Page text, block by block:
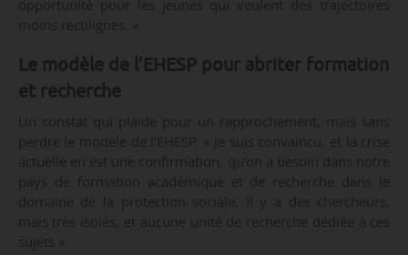
opportunité pour les jeunes qui veulent des trajectoires
moins rectilignes. »
Le modèle de l’EHESP pour abriter formation
et recherche
Un constat qui plaide pour un rapprochement, mais sans
perdre le modèle de l’EHESP. « Je suis convaincu, et la crise
actuelle en est une confirmation, qu’on a besoin dans notre
pays de formation académique et de recherche dans le
domaine de la protection sociale. Il y a des chercheurs,
mais très isolés, et aucune unité de recherche dédiée à ces
sujets ».